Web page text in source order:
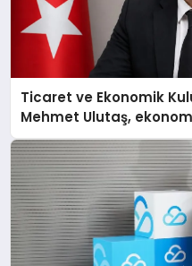
Ticaret ve Ekonomik
Mehmet Ulutaş,
açıklamada şunları